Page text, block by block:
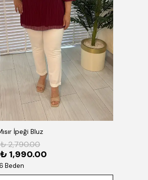
İpeği Bluz
₺ 2,790.00
₺ 1,990.00
Beden